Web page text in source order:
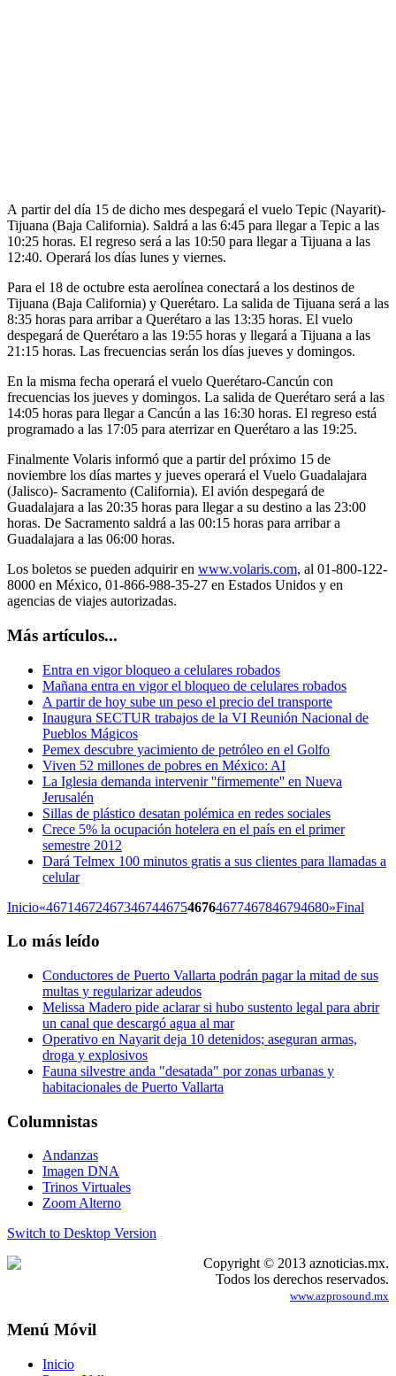
A partir del día 15 de dicho mes despegará el vuelo Tepic (Nayarit)-
Tijuana (Baja California). Saldrá a las 6:45 para llegar a Tepic a las
10:25 horas. El regreso será a las 10:50 para llegar a Tijuana a las
12:40. Operará los días lunes y viernes.
Para el 18 de octubre esta aerolínea conectará a los destinos de
Tijuana (Baja California) y Querétaro. La salida de Tijuana será a las
8:35 horas para arribar a Querétaro a las 13:35 horas. El vuelo
despegará de Querétaro a las 19:55 horas y llegará a Tijuana a las
21:15 horas. Las frecuencias serán los días jueves y domingos.
En la misma fecha operará el vuelo Querétaro-Cancún con
frecuencias los jueves y domingos. La salida de Querétaro será a las
14:05 horas para llegar a Cancún a las 16:30 horas. El regreso está
programado a las 17:05 para aterrizar en Querétaro a las 19:25.
Finalmente Volaris informó que a partir del próximo 15 de
noviembre los días martes y jueves operará el Vuelo Guadalajara
(Jalisco)- Sacramento (California). El avión despegará de
Guadalajara a las 20:35 horas para llegar a su destino a las 23:00
horas. De Sacramento saldrá a las 00:15 horas para arribar a
Guadalajara a las 06:00 horas.
Los boletos se pueden adquirir en www.volaris.com, al 01-800-122-
8000 en México, 01-866-988-35-27 en Estados Unidos y en
agencias de viajes autorizadas.
Más artículos...
Entra en vigor bloqueo a celulares robados
Mañana entra en vigor el bloqueo de celulares robados
A partir de hoy sube un peso el precio del transporte
Inaugura SECTUR trabajos de la VI Reunión Nacional de
Pueblos Mágicos
Pemex descubre yacimiento de petróleo en el Golfo
Viven 52 millones de pobres en México: AI
La Iglesia demanda intervenir ''firmemente'' en Nueva
Jerusalén
Sillas de plástico desatan polémica en redes sociales
Crece 5% la ocupación hotelera en el país en el primer
semestre 2012
Dará Telmex 100 minutos gratis a sus clientes para llamadas a
celular
Inicio«4671467246734674467546764677467846794680»Final
Lo más leído
Conductores de Puerto Vallarta podrán pagar la mitad de sus
multas y regularizar adeudos
Melissa Madero pide aclarar si hubo sustento legal para abrir
un canal que descargó agua al mar
Operativo en Nayarit deja 10 detenidos; aseguran armas,
droga y explosivos
Fauna silvestre anda "desatada" por zonas urbanas y
habitacionales de Puerto Vallarta
Columnistas
Andanzas
Imagen DNA
Trinos Virtuales
Zoom Alterno
Switch to Desktop Version
Copyright © 2013 aznoticias.mx.
Todos los derechos reservados.
www.azprosound.mx
Menú Móvil
Inicio